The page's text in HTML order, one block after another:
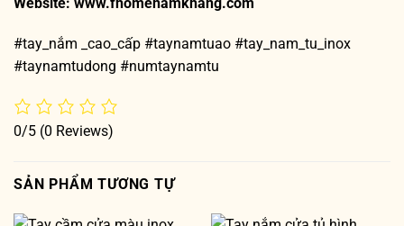
#tay_nắm _cao_cấp #taynamtuao #tay_nam_tu_inox
#taynamtudong #numtaynamtu
0/5 (0 Reviews)
SẢN PHẨM TƯƠNG TỰ